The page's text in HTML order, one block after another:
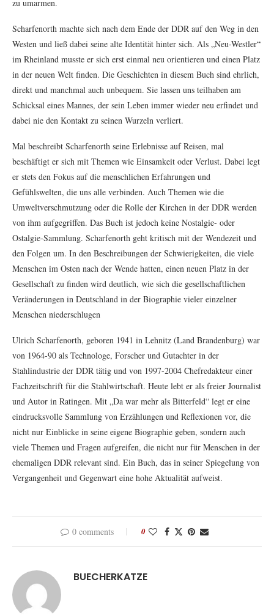
zu umarmen.
Scharfenorth machte sich nach dem Ende der DDR auf den Weg in den
Westen und ließ dabei seine alte Identität hinter sich. Als „Neu-Westler“
im Rheinland musste er sich erst einmal neu orientieren und einen Platz
in der neuen Welt finden. Die Geschichten in diesem Buch sind ehrlich,
direkt und manchmal auch unbequem. Sie lassen uns teilhaben am
Schicksal eines Mannes, der sein Leben immer wieder neu erfindet und
dabei nie den Kontakt zu seinen Wurzeln verliert.
Mal beschreibt Scharfenorth seine Erlebnisse auf Reisen, mal
beschäftigt er sich mit Themen wie Einsamkeit oder Verlust. Dabei legt
er stets den Fokus auf die menschlichen Erfahrungen und
Gefühlswelten, die uns alle verbinden. Auch Themen wie die
Umweltverschmutzung oder die Rolle der Kirchen in der DDR werden
von ihm aufgegriffen. Das Buch ist jedoch keine Nostalgie- oder
Ostalgie-Sammlung. Scharfenorth geht kritisch mit der Wendezeit und
den Folgen um. In den Beschreibungen der Schwierigkeiten, die viele
Menschen im Osten nach der Wende hatten, einen neuen Platz in der
Gesellschaft zu finden wird deutlich, wie sich die gesellschaftlichen
Veränderungen in Deutschland in der Biographie vieler einzelner
Menschen niederschlugen
Ulrich Scharfenorth, geboren 1941 in Lehnitz (Land Brandenburg) war
von 1964-90 als Technologe, Forscher und Gutachter in der
Stahlindustrie der DDR tätig und von 1997-2004 Chefredakteur einer
Fachzeitschrift für die Stahlwirtschaft. Heute lebt er als freier Journalist
und Autor in Ratingen. Mit „Da war mehr als Bitterfeld“ legt er eine
eindrucksvolle Sammlung von Erzählungen und Reflexionen vor, die
nicht nur Einblicke in seine eigene Biographie geben, sondern auch
viele Themen und Fragen aufgreifen, die nicht nur für Menschen in der
ehemaligen DDR relevant sind. Ein Buch, das in seiner Spiegelung von
Vergangenheit und Gegenwart eine hohe Aktualität aufweist.
0 comments 0
BUECHERKATZE